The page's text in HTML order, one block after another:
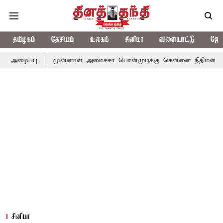
தமிழகம் தேசியம் உலகம் சினிமா விளையாட்டு
முன்னாள் அமைச்சர் பொன்முடிக்கு சென்னை நீதிமன்றம்
சினிமா